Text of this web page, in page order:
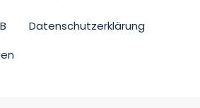
Datenschutzerklärung